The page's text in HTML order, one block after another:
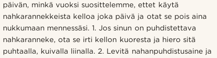
päivän, minkä vuoksi suosittelemme, ettet käytä
nahkarannekkeista kelloa joka päivä ja otat se pois aina
nukkumaan mennessäsi. 1. Jos sinun on puhdistettava
nahkaranneke, ota se irti kellon kuoresta ja hiero sitä
puhtaalla, kuivalla liinalla. 2. Levitä nahanpuhdistusaine ja